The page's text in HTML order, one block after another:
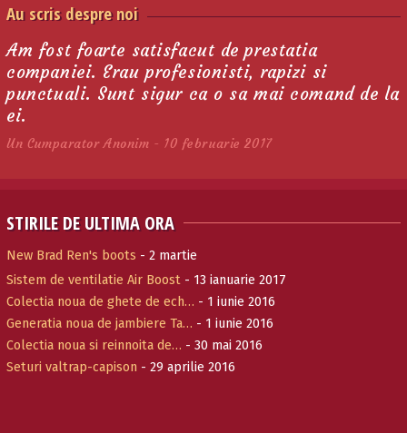
Au scris despre noi
Am fost foarte satisfacut de prestatia
companiei. Erau profesionisti, rapizi si
punctuali. Sunt sigur ca o sa mai comand de la
ei.
Un Cumparator Anonim - 10 februarie 2017
STIRILE DE ULTIMA ORA
New Brad Ren's boots - 2 martie
Sistem de ventilatie Air Boost - 13 ianuarie 2017
Colectia noua de ghete de ech… - 1 iunie 2016
Generatia noua de jambiere Ta… - 1 iunie 2016
Colectia noua si reinnoita de… - 30 mai 2016
Seturi valtrap-capison - 29 aprilie 2016